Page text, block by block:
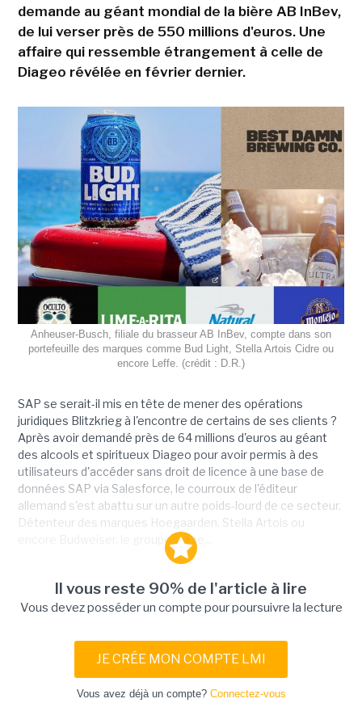
demande au géant mondial de la bière AB InBev,
de lui verser près de 550 millions d'euros. Une
affaire qui ressemble étrangement à celle de
Diageo révélée en février dernier.
Anheuser-Busch, filiale du brasseur AB InBev, compte dans son
portefeuille des marques comme Bud Light, Stella Artois Cidre ou
encore Leffe. (crédit : D.R.)
SAP se serait-il mis en tête de mener des opérations
juridiques Blitzkrieg à l'encontre de certains de ses clients ?
Après avoir demandé près de 64 millions d'euros au géant
des alcools et spiritueux Diageo pour avoir permis à des
utilisateurs d'accéder sans droit de licence à une base de
données SAP via Salesforce, le courroux de l'éditeur
allemand s'est abattu sur un autre poids-lourd de ce secteur.
Détenteur des marques Hoegaarden, Stella Artois ou
encore Budweiser, le groupe belge...
Il vous reste 90% de l'article à lire
Vous devez posséder un compte pour poursuivre la lecture
JE CRÉE MON COMPTE LMI
Vous avez déjà un compte? Connectez-vous